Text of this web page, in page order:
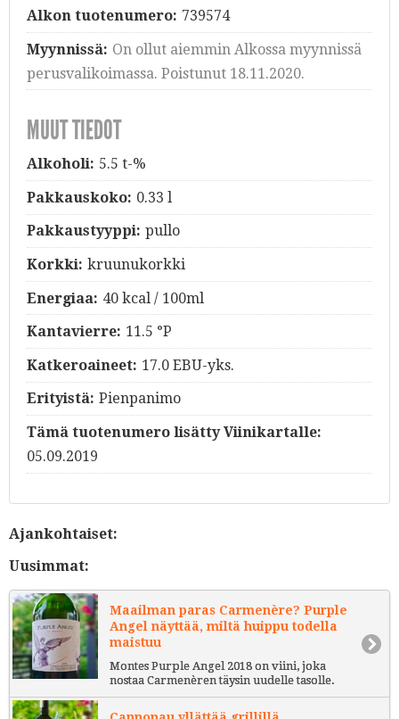
Alkon tuotenumero: 739574
Myynnissä: On ollut aiemmin Alkossa myynnissä
perusvalikoimassa. Poistunut 18.11.2020.
MUUT TIEDOT
Alkoholi: 5.5 t-%
Pakkauskoko: 0.33 l
Pakkaustyyppi: pullo
Korkki: kruunukorkki
Energiaa: 40 kcal / 100ml
Kantavierre: 11.5 °P
Katkeroaineet: 17.0 EBU-yks.
Erityistä: Pienpanimo
Tämä tuotenumero lisätty Viinikartalle:
05.09.2019
Ajankohtaiset:
Uusimmat:
Maailman paras Carmenère? Purple
Angel näyttää, miltä huippu todella
maistuu
Montes Purple Angel 2018 on viini, joka
nostaa Carmenèren täysin uudelle tasolle.